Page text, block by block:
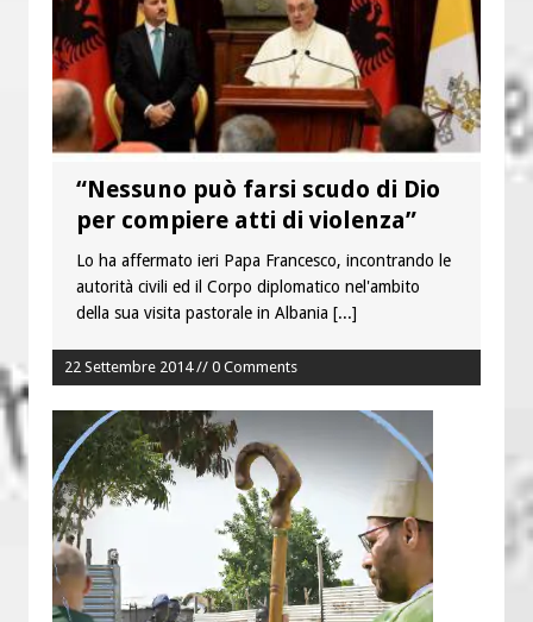
“Nessuno può farsi scudo di Dio
per compiere atti di violenza”
Lo ha affermato ieri Papa Francesco, incontrando le
autorità civili ed il Corpo diplomatico nel'ambito
della sua visita pastorale in Albania [...]
22 Settembre 2014 // 0 Comments